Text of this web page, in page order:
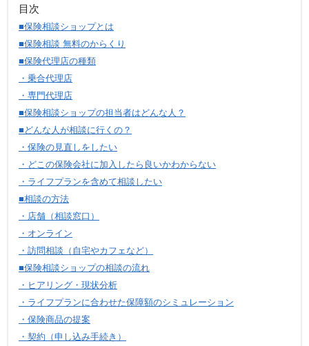
目次
■保険相談ショップとは
■保険相談 無料のからくり
■保険代理店の種類
・乗合代理店
・専門代理店
■保険相談ショップの担当者はどんな人？
■どんな人が相談に行くの？
・保険の見直しをしたい
・どこの保険会社に加入したら良いかわからない
・ライフプランを含めて相談したい
■相談の方法
・店舗（相談窓口）
・オンライン
・訪問相談（自宅やカフェなど）
■保険相談ショップの相談の流れ
・ヒアリング・現状分析
・ライフプランに合わせた保障額のシミュレーション
・保険商品の提案
・契約（申し込み手続き）